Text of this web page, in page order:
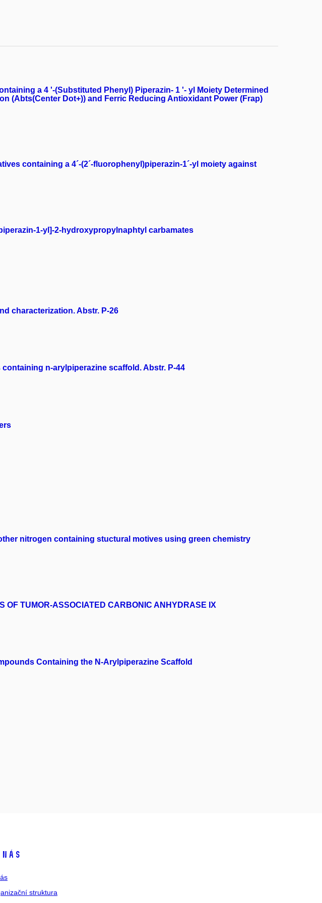
a 4 '-(Substituted Phenyl) Piperazin- 1 '- yl Moiety Determined
(Abts(Center Dot+)) and Ferric Reducing Antioxidant Power (Frap)
containing a 4´-(2´-fluorophenyl)piperazin-1´-yl moiety against
1-yl]-2-hydroxypropylnaphtyl carbamates
characterization. Abstr. P-26
n-arylpiperazine scaffold. Abstr. P-44
nitrogen containing stuctural motives using green chemistry
OF TUMOR-ASSOCIATED CARBONIC ANHYDRASE IX
Containing the N-Arylpiperazine Scaffold
struktura